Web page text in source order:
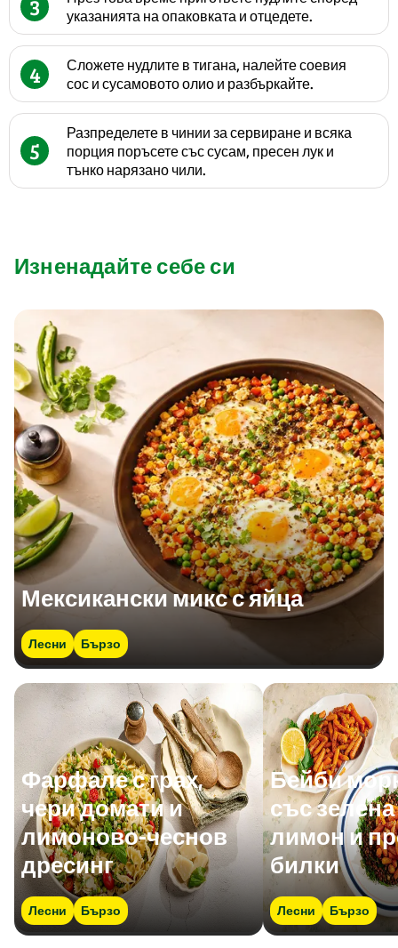
3
указанията на опаковката и отцедете.
4
Сложете нудлите в тигана, налейте соевия
сос и сусамовото олио и разбъркайте.
5
Разпределете в чинии за сервиране и всяка
порция поръсете със сусам, пресен лук и
тънко нарязано чили.
Изненадайте себе си
Мексикански микс с яйца
Лесни Бързо
Фарфале с грах,
чери домати и
лимоново-чеснов
дресинг
Лесни Бързо
Бейби
със
лимон и
билки
Лесни Бързо